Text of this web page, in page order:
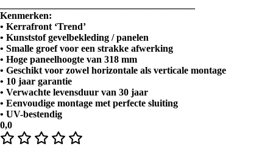
Kenmerken:
• Kerrafront ‘Trend’
• Kunststof gevelbekleding / panelen
• Smalle groef voor een strakke afwerking
• Hoge paneelhoogte van 318 mm
• Geschikt voor zowel horizontale als verticale montage
• 10 jaar garantie
• Verwachte levensduur van 30 jaar
• Eenvoudige montage met perfecte sluiting
• UV-bestendig
0,0